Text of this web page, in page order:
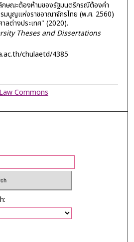
ษณะต้องห้ามของรัฐมนตรีกรณีต้องคำ
มนูญแห่งราชอาณาจักรไทย (พ.ศ. 2560)
ลต่างประเทศ" (2020).
Theses and Dissertations
chulaetd/4385
Commons